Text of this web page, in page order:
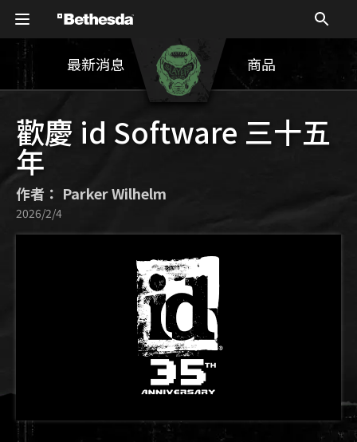
最新消息 商品
歡慶 id Software 三十五
年
作者： Parker Wilhelm
2026/2/4